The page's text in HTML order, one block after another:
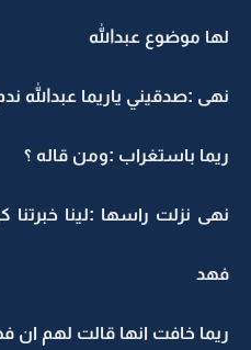
لها موضوع عبدالله
نهى :صدقيني ياريما عبدالله
ريما باستغراب :ومن قاله ؟
نهى نزلت راسها :لينا
فهد
ريما خافت انها قالت لهم